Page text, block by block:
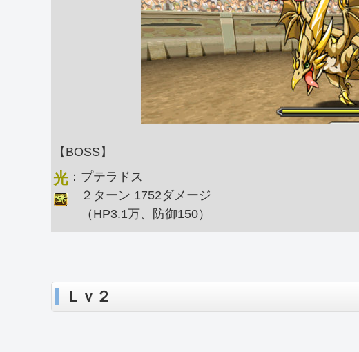
【BOSS】
光 ：プテラドス
２ターン 1752ダメージ
（HP3.1万、防御150）
Ｌｖ２